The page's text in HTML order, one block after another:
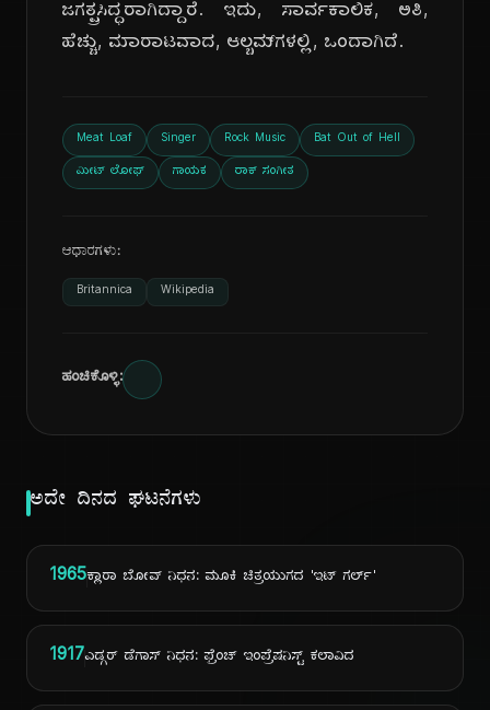
ಜಗತ್ಪ್ರಸಿದ್ಧರಾಗಿದ್ದಾರೆ. ಇದು, ಸಾರ್ವಕಾಲಿಕ, ಅತಿ,
ಹೆಚ್ಚು, ಮಾರಾಟವಾದ, ಆಲ್ಬಮ್‌ಗಳಲ್ಲಿ, ಒಂದಾಗಿದೆ.
Meat Loaf Singer Rock Music Bat Out of Hell
ಮೀಟ್ ಲೋಫ್ ಗಾಯಕ ರಾಕ್ ಸಂಗೀತ
ಆಧಾರಗಳು:
Britannica Wikipedia
ಹಂಚಿಕೊಳ್ಳಿ:
ಅದೇ ದಿನದ ಘಟನೆಗಳು
1965ಕ್ಲಾರಾ ಬೋವ್ ನಿಧನ: ಮೂಕಿ ಚಿತ್ರಯುಗದ 'ಇಟ್ ಗರ್ಲ್'
1917ಎಡ್ಗರ್ ಡೆಗಾಸ್ ನಿಧನ: ಫ್ರೆಂಚ್ ಇಂಪ್ರೆಷನಿಸ್ಟ್ ಕಲಾವಿದ